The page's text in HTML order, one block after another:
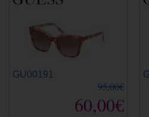
GU00191
95,00€
60,00€